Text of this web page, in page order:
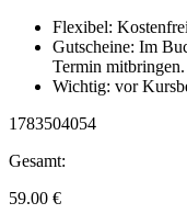
Flexibel:
Gutscheine: Im
Termin mitbringen.
Wichtig: vor
1783504054
Gesamt:
59.00 €